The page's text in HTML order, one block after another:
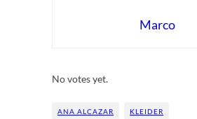
Marco
No votes yet.
ANA ALCAZAR KLEIDER